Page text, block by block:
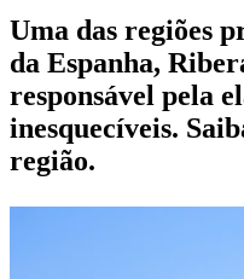
Uma das regiões
da Espanha,
responsável pela
inesquecíveis.
região.